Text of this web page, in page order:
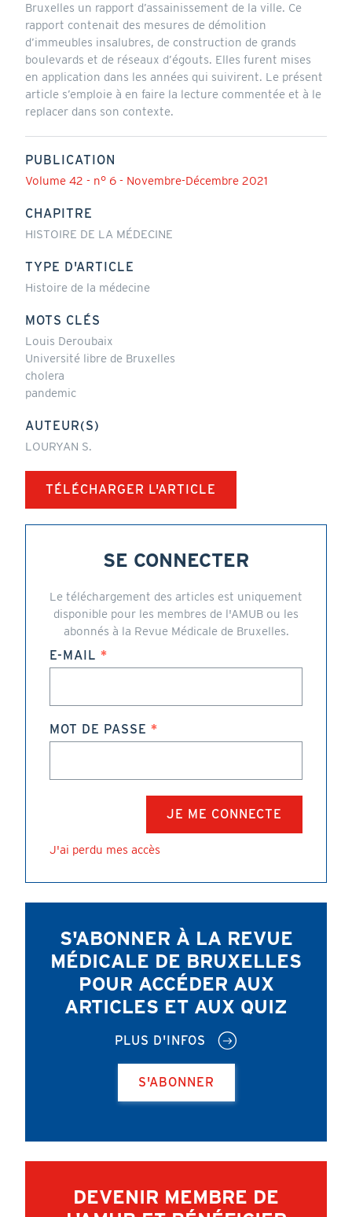
Bruxelles un rapport d’assainissement de la ville. Ce
rapport contenait des mesures de démolition
d’immeubles insalubres, de construction de grands
boulevards et de réseaux d’égouts. Elles furent mises
en application dans les années qui suivirent. Le présent
article s’emploie à en faire la lecture commentée et à le
replacer dans son contexte.
PUBLICATION
Volume 42 - n° 6 - Novembre-Décembre 2021
CHAPITRE
HISTOIRE DE LA MÉDECINE
TYPE D'ARTICLE
Histoire de la médecine
MOTS CLÉS
Louis Deroubaix
Université libre de Bruxelles
cholera
pandemic
AUTEUR(S)
LOURYAN S.
TÉLÉCHARGER L'ARTICLE
SE CONNECTER
Le téléchargement des articles est uniquement
disponible pour les membres de l'AMUB ou les
abonnés à la Revue Médicale de Bruxelles.
E-MAIL
MOT DE PASSE
J'ai perdu mes accès
S'ABONNER À LA REVUE
MÉDICALE DE BRUXELLES
POUR ACCÉDER AUX
ARTICLES ET AUX QUIZ
PLUS D'INFOS
S'ABONNER
DEVENIR MEMBRE DE